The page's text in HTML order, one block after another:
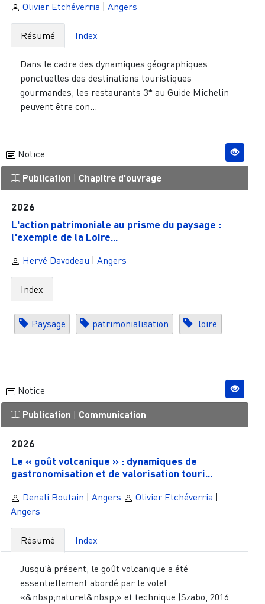
Olivier Etchéverria Angers
Résumé Index
Dans le cadre des dynamiques géographiques
ponctuelles des destinations touristiques
gourmandes, les restaurants 3* au Guide Michelin
peuvent être con...
Notice
Publication Chapitre d'ouvrage
2026
L'action patrimoniale au prisme du paysage :
l'exemple de la Loire...
Hervé Davodeau | Angers
Index
Paysage patrimonialisation loire
Notice
Publication Communication
2026
Le « goût volcanique » : dynamiques de
gastronomisation et de valorisation touri...
Denali Boutain | Angers Olivier Etchéverria |
Angers
Résumé Index
Jusqu’à présent, le goût volcanique a été
essentiellement abordé par le volet
«&nbsp;naturel&nbsp;» et technique (Szabo, 2016